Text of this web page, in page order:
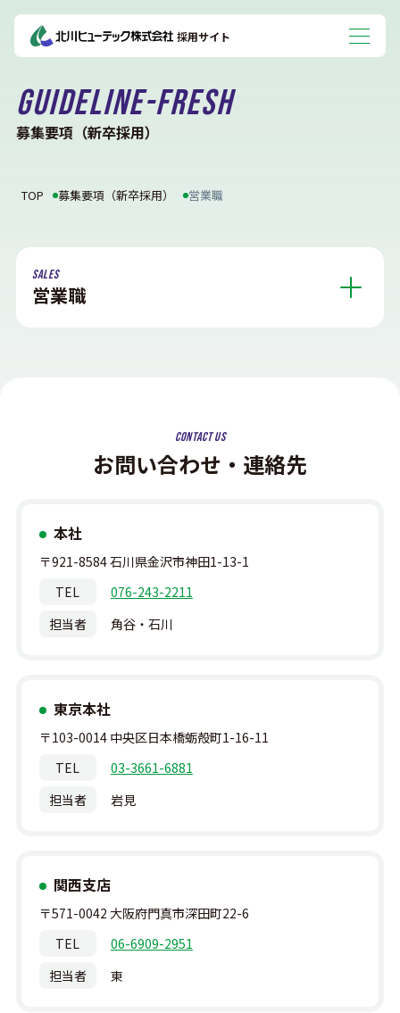
採用サイト
Guideline-fresh
募集要項（新卒採用）
TOP 募集要項（新卒採用） 営業職
SALES
営業職
Contact Us
お問い合わせ・連絡先
本社
〒921-8584石川県金沢市神田1-13-1
TEL
076-243-2211
担当者
角谷・石川
東京本社
〒103-0014 中央区日本橋蛎殻町1-16-11
TEL
03-3661-6881
担当者
岩見
関西支店
〒571-0042 大阪府門真市深田町22-6
TEL
06-6909-2951
担当者
東